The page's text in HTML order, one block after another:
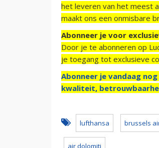
het leveren van het meest
maakt ons een onmisbare
Abonneer je voor
Door je te abonneren op
je toegang tot exclusieve
Abonneer je vandaag
kwaliteit,
lufthansa brussels
air dolomiti